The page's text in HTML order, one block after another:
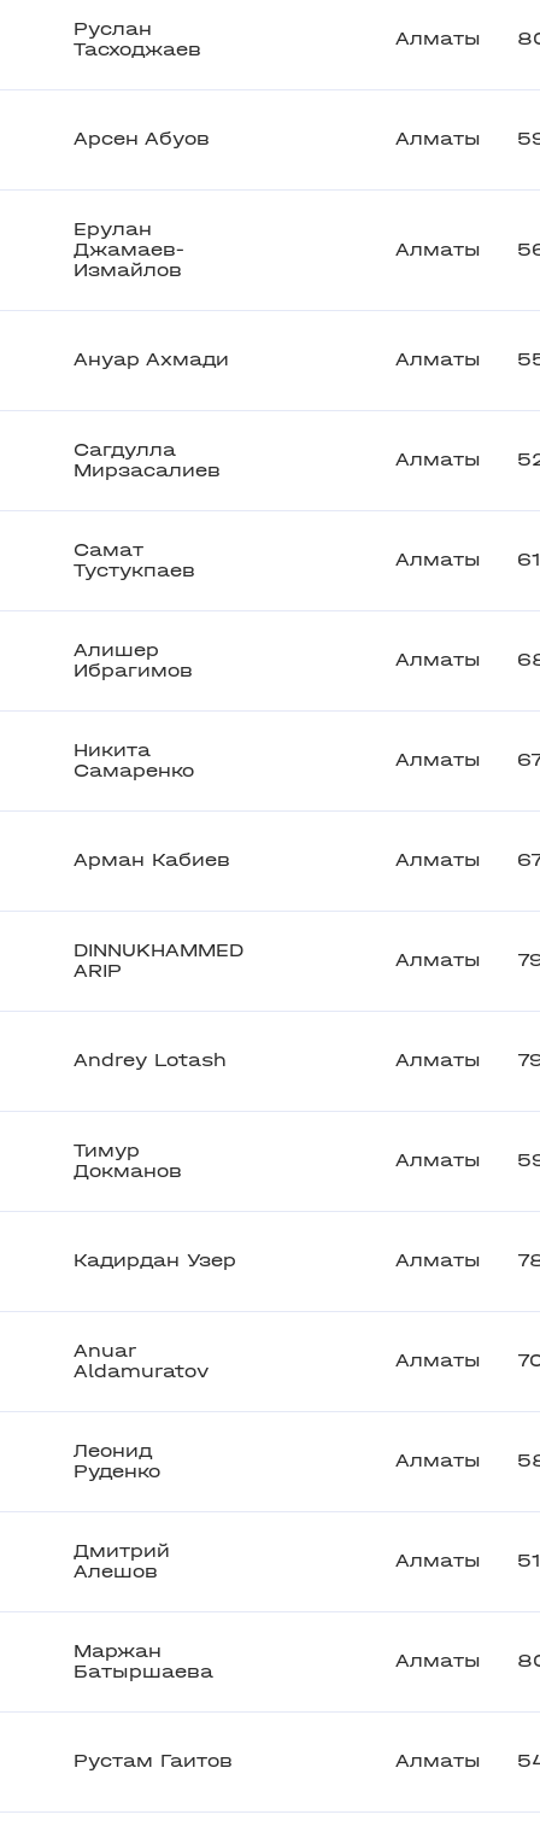
Руслан
Тасходжаев
Алматы
Арсен Абуов Алматы
Ерулан
Джамаев-
Измайлов
Алматы
Ануар Ахмади Алматы
Сагдулла
Мирзасалиев
Алматы
Самат
Тустукпаев
Алматы
Алишер
Ибрагимов
Алматы
Никита
Самаренко
Алматы
Арман Кабиев Алматы
DINNUKHAMMED
ARIP
Алматы
Andrey Lotash Алматы
Тимур
Докманов
Алматы
Кадирдан Узер Алматы
Anuar
Aldamuratov
Алматы
Леонид
Руденко
Алматы
Дмитрий
Алешов
Алматы
Маржан
Батыршаева
Алматы
Рустам Гаитов Алматы